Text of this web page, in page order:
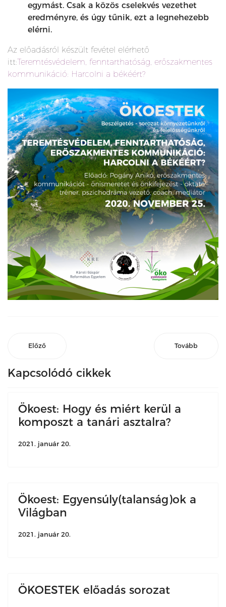
egymást. Csak a közös cselekvés vezethet
eredményre, és úgy tűnik, ezt a legnehezebb
elérni.
Az előadásról készült fevétel elérhető
itt:Teremtésvédelem, fenntarthatóság, erőszakmentes
kommunikáció: Harcolni a békéért?
Előző Tovább
Kapcsolódó cikkek
Ökoest: Hogy és miért kerül a
komposzt a tanári asztalra?
2021. január 20.
Ökoest: Egyensúly(talanság)ok a
Világban
2021. január 20.
ÖKOESTEK előadás sorozat